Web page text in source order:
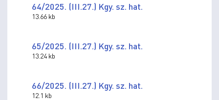
64/2025. (III.27.) Kgy. sz. hat.
13.66 kb
65/2025. (III.27.) Kgy. sz. hat.
13.24 kb
66/2025. (III.27.) Kgy. sz. hat.
12.1 kb